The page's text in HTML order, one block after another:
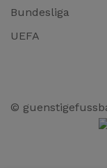
Bundesliga
UEFA
©